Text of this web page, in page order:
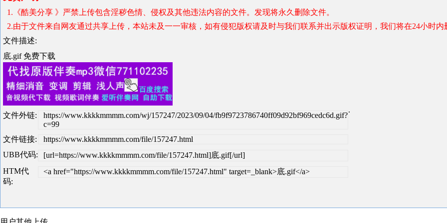
1.《酷美分享 》严禁上传包含淫秽色情、侵权及其他违法内容的文件。发现将永久删除文件。
2.由于文件来自网友通过共享上传，本站未及一一审核，如有侵犯版权请及时与我们联系并出示版权证明，我们将在24小时内
文件描述:
底.gif 免费下载
文件外链:
https://www.kkkkmmmm.com/wj/157247/2023/09/04/fb9f9723786740ff09d92bf969cedc6d.gif?
c=99
文件链接:
https://www.kkkkmmmm.com/file/157247.html
UBB代码:
[url=https://www.kkkkmmmm.com/file/157247.html]底.gif[/url]
HTM代
码:
<a href="https://www.kkkkmmmm.com/file/157247.html" target=_blank>底.gif</a>
.